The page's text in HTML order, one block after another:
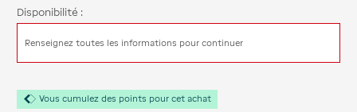
Disponibilité :
Renseignez toutes les informations pour continuer
Vous cumulez des points pour cet achat